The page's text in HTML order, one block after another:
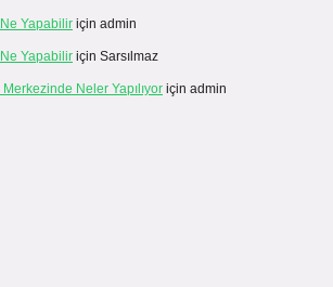
Ne Yapabilir için admin
Ne Yapabilir için Sarsılmaz
Merkezinde Neler Yapılıyor için admin